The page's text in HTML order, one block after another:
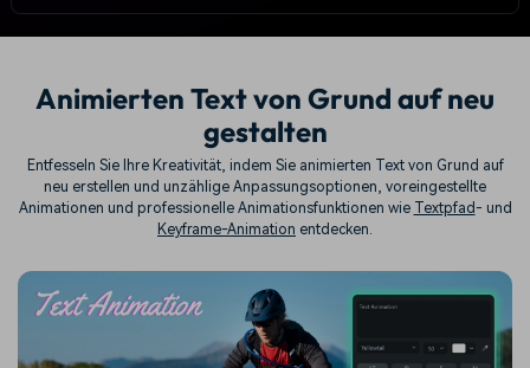
Animierten Text von Grund auf neu
gestalten
Entfesseln Sie Ihre Kreativität, indem Sie animierten Text von Grund auf
neu erstellen und unzählige Anpassungsoptionen, voreingestellte
Animationen und professionelle Animationsfunktionen wie
Textpfad- und
Keyframe-Animation entdecken.